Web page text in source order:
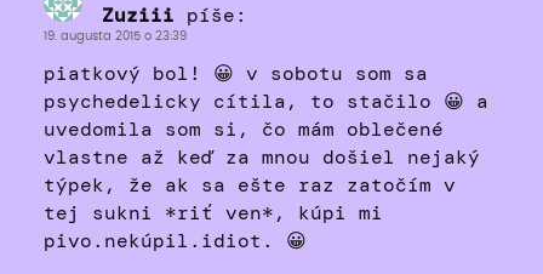
Zuziii píše:
19. augusta 2015 o 23:39
piatkový bol! 😀 v sobotu som sa
psychedelicky cítila, to stačilo 😀 a
uvedomila som si, čo mám oblečené
vlastne až keď za mnou došiel nejaký
týpek, že ak sa ešte raz zatočím v
tej sukni *riť ven*, kúpi mi
pivo.nekúpil.idiot. 😀